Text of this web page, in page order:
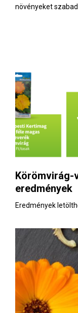
növényeket
Körömvirág-
eredmények
Eredmények